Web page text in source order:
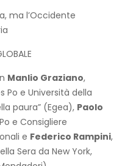
ma l’Occidente
Manlio Graziano,
Po e Università della
paura” (Egea), Paolo
e Consigliere
e Federico Rampini,
Sera da New York,